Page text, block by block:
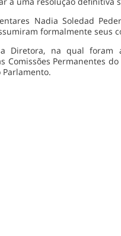
Nadia Soledad
formalmente seus
Diretora, na qual foram
Permanentes do